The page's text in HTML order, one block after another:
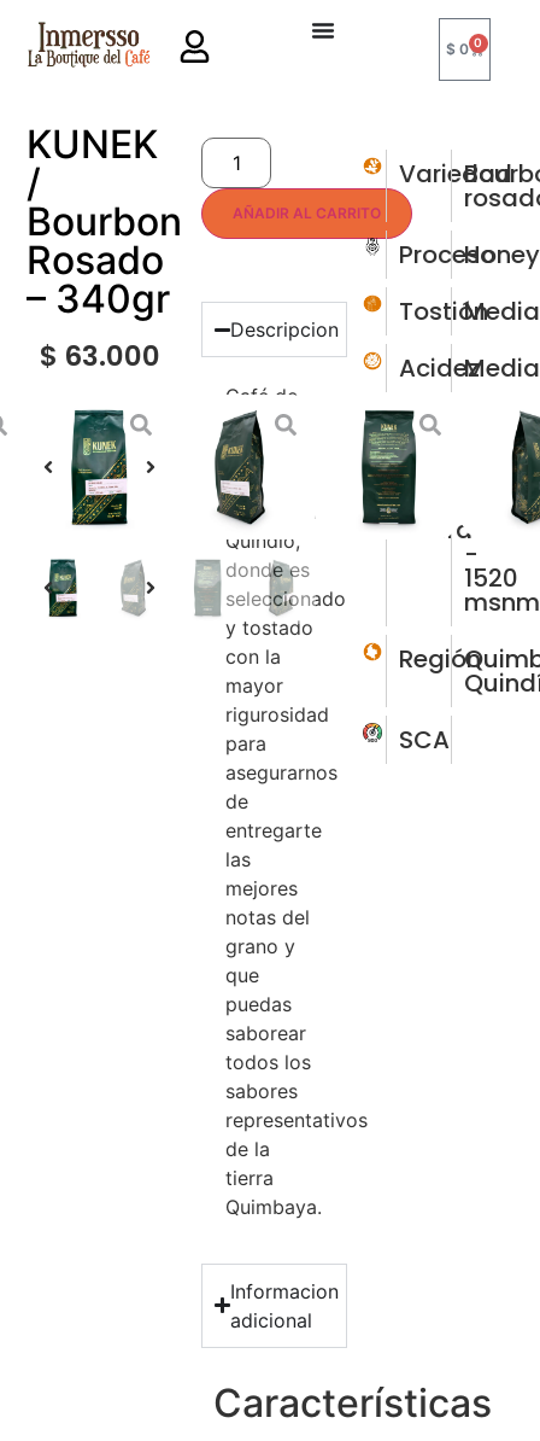
$0 0
KUNEK
/
Bourbon
Rosado
– 340gr
$ 63.000
AÑADIR AL CARRITO
Descripcion
Café de
origen,
cultivado
en
Quimbaya
Quindío,
donde es
seleccionado
y tostado
con la
mayor
rigurosidad
para
asegurarnos
de
entregarte
las
mejores
notas del
grano y
que
puedas
saborear
todos los
sabores
representativos
de la
tierra
Quimbaya.
Informacion
adicional
Características
Variedad
ProcesoHoney
TostiónMedia
AcidezMedia
Notas
Floral
Altura1490
-
1520
msnm
Región
SCA